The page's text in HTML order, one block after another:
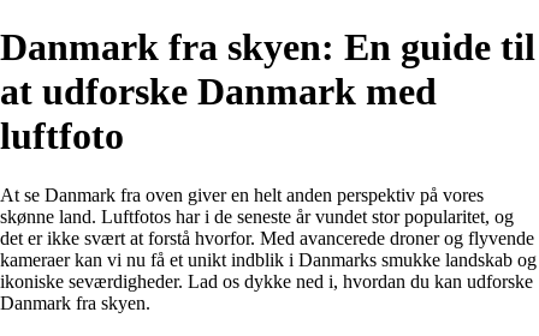
Danmark fra skyen: En guide til
at udforske Danmark med
luftfoto
At se Danmark fra oven giver en helt anden perspektiv på vores
skønne land. Luftfotos har i de seneste år vundet stor popularitet, og
det er ikke svært at forstå hvorfor. Med avancerede droner og flyvende
kameraer kan vi nu få et unikt indblik i Danmarks smukke landskab og
ikoniske seværdigheder. Lad os dykke ned i, hvordan du kan udforske
Danmark fra skyen.